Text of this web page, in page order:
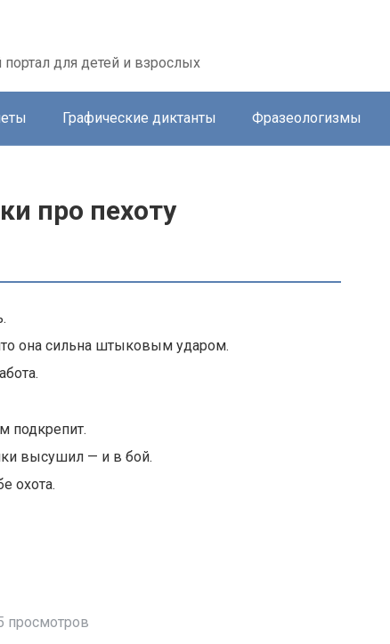
для детей и взрослых
Графические диктанты Фразеологизмы
про пехоту
она сильна штыковым ударом.
подкрепит.
высушил — и в бой.
охота.
просмотров